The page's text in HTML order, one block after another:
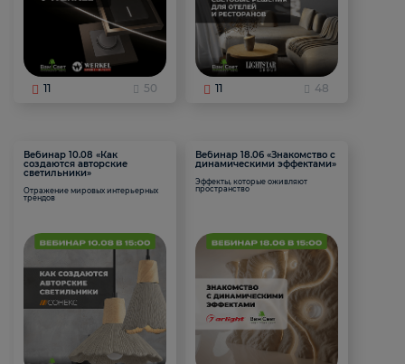
11 50 11 48
Вебинар 10.08 «Как
создаются авторские
светильники»
Отражение мировых интерьерных
трендов
Вебинар 18.06 «Знакомство с
динамическими эффектами»
Эффекты, которые оживляют
пространство